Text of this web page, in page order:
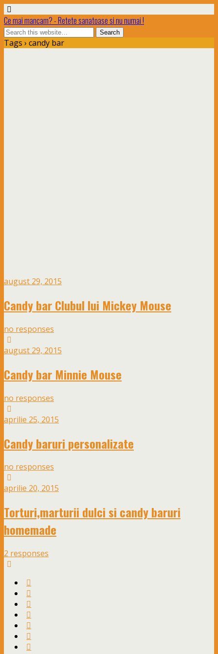
Ce mai mancam? - Retete sanatoase si nu numai !
Tags › candy bar
august 29, 2015
Candy bar Clubul lui Mickey Mouse
no responses
august 29, 2015
Candy bar Minnie Mouse
no responses
aprilie 25, 2015
Candy baruri personalizate
no responses
aprilie 20, 2015
Torturi,marturii dulci si candy baruri
homemade
2 responses